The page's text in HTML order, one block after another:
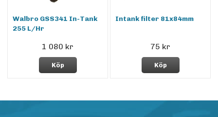
Walbro GSS341 In-Tank
255 L/Hr
1 080 kr
Köp
Intank filter 81x84mm
75 kr
Köp